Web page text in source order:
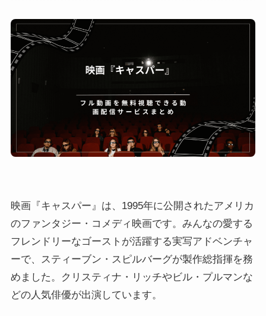
映画『キャスパー』は、1995年に公開されたアメリカ
のファンタジー・コメディ映画です。みんなの愛する
フレンドリーなゴーストが活躍する実写アドベンチャ
ーで、スティーブン・スピルバーグが製作総指揮を務
めました。クリスティナ・リッチやビル・プルマンな
どの人気俳優が出演しています。